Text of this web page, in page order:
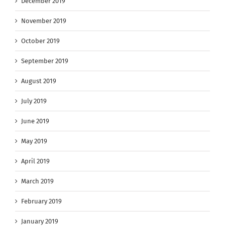
November 2019
October 2019
September 2019
August 2019
July 2019
June 2019
May 2019
April 2019
March 2019
February 2019
January 2019